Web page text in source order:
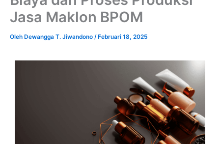
Jasa Maklon BPOM
Oleh Dewangga T. Jiwandono /Februari 18, 2025